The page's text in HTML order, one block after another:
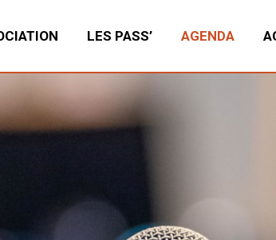
LES PASS’ AGENDA